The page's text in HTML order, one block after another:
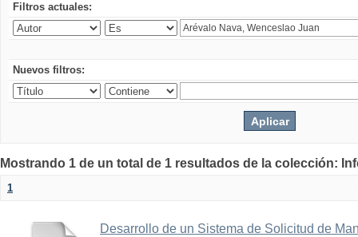
Filtros actuales:
Nuevos filtros:
Mostrando 1 de un total de 1 resultados de la colección:
1
Desarrollo de un Sistema de Solicitud de